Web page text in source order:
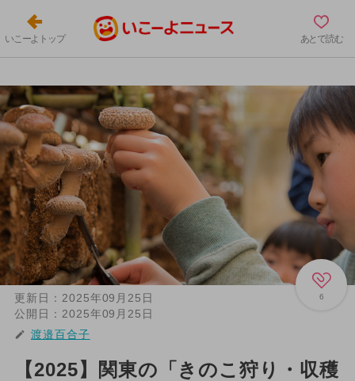
いこーよトップ あとで読む
6
更新日： 2025年09月25日
公開日： 2025年09月25日
渡邉百合子
【2025】関東の「きのこ狩り・収穫